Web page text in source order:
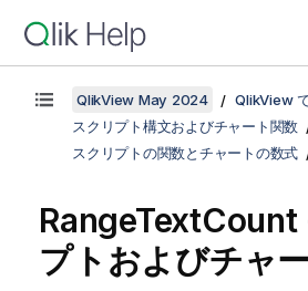
QlikView May 2024
QlikView
スクリプト構文およびチャート関数
スクリプトの関数とチャートの数式
RangeTextCount
プトおよびチャ